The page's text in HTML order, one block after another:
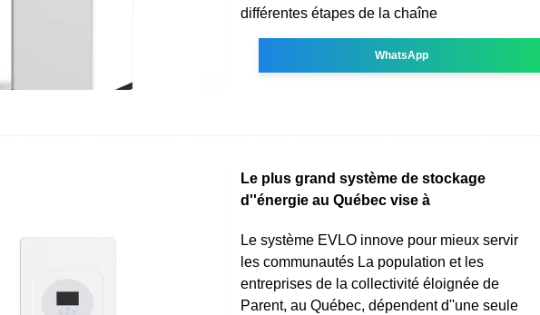
différentes étapes de la chaîne
WhatsApp
Le plus grand système de stockage
d''énergie au Québec vise à
Le système EVLO innove pour mieux servir
les communautés La population et les
entreprises de la collectivité éloignée de
Parent, au Québec, dépendent d''une seule